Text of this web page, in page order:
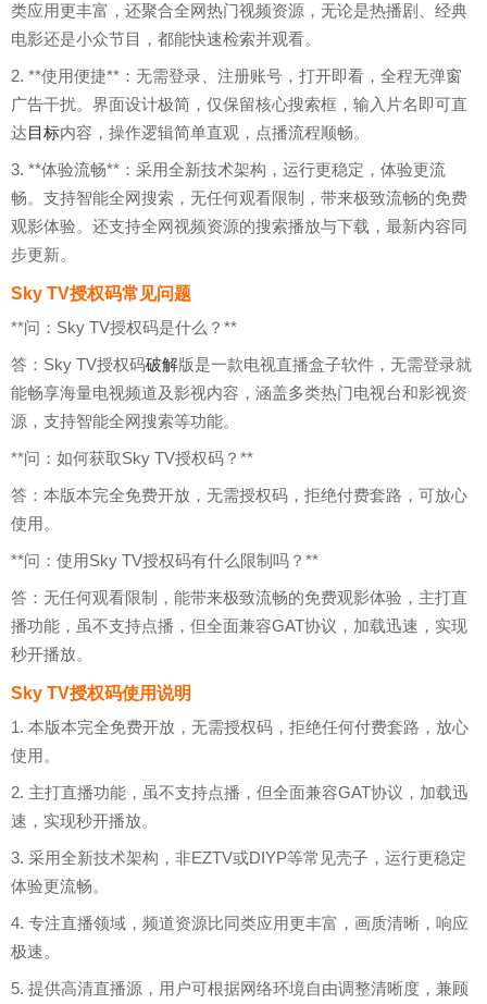
类应用更丰富，还聚合全网热门视频资源，无论是热播剧、经典
电影还是小众节目，都能快速检索并观看。
2. **使用便捷**：无需登录、注册账号，打开即看，全程无弹窗
广告干扰。界面设计极简，仅保留核心搜索框，输入片名即可直
达目标内容，操作逻辑简单直观，点播流程顺畅。
3. **体验流畅**：采用全新技术架构，运行更稳定，体验更流
畅。支持智能全网搜索，无任何观看限制，带来极致流畅的免费
观影体验。还支持全网视频资源的搜索播放与下载，最新内容同
步更新。
Sky TV授权码常见问题
**问：Sky TV授权码是什么？**
答：Sky TV授权码破解版是一款电视直播盒子软件，无需登录就
能畅享海量电视频道及影视内容，涵盖多类热门电视台和影视资
源，支持智能全网搜索等功能。
**问：如何获取Sky TV授权码？**
答：本版本完全免费开放，无需授权码，拒绝付费套路，可放心
使用。
**问：使用Sky TV授权码有什么限制吗？**
答：无任何观看限制，能带来极致流畅的免费观影体验，主打直
播功能，虽不支持点播，但全面兼容GAT协议，加载迅速，实现
秒开播放。
Sky TV授权码使用说明
1. 本版本完全免费开放，无需授权码，拒绝任何付费套路，放心
使用。
2. 主打直播功能，虽不支持点播，但全面兼容GAT协议，加载迅
速，实现秒开播放。
3. 采用全新技术架构，非EZTV或DIYP等常见壳子，运行更稳定
体验更流畅。
4. 专注直播领域，频道资源比同类应用更丰富，画质清晰，响应
极速。
5. 提供高清直播源，用户可根据网络环境自由调整清晰度，兼顾